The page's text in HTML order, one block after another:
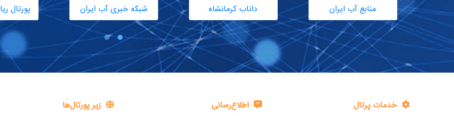
منابع آب ایران داناب کرمانشاه شبکه خبری آب ایران پورتال
خدمات پرتال اطلاع‌رسانی زیر پورتال‌ها